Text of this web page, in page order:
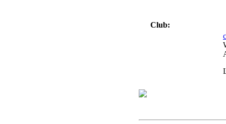
Club: